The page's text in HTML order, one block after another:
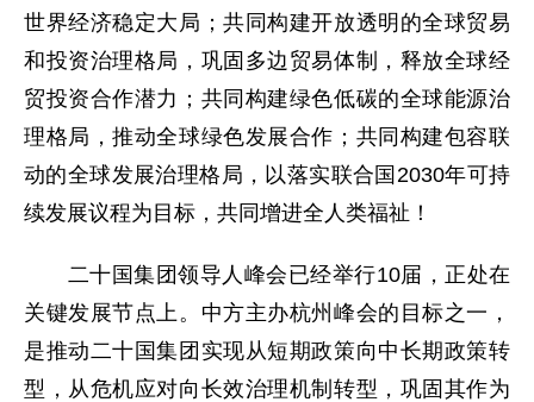
世界经济稳定大局；共同构建开放透明的全球贸易
和投资治理格局，巩固多边贸易体制，释放全球经
贸投资合作潜力；共同构建绿色低碳的全球能源治
理格局，推动全球绿色发展合作；共同构建包容联
动的全球发展治理格局，以落实联合国2030年可持
续发展议程为目标，共同增进全人类福祉！
二十国集团领导人峰会已经举行10届，正处在
关键发展节点上。中方主办杭州峰会的目标之一，
是推动二十国集团实现从短期政策向中长期政策转
型，从危机应对向长效治理机制转型，巩固其作为